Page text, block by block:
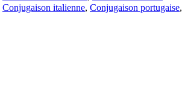
Conjugaison italienne, Conjugaison portugaise,